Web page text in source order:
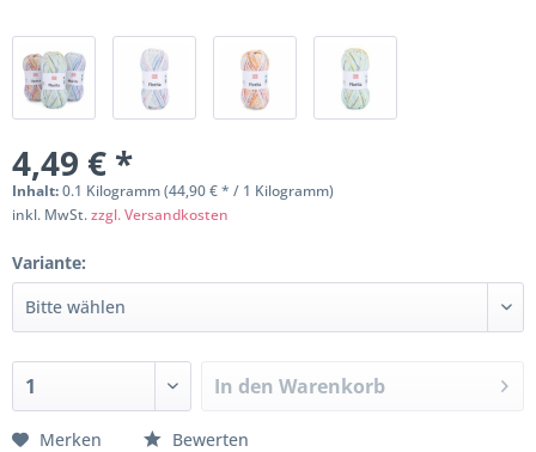
4,49 € *
Inhalt:0.1 Kilogramm (44,90 € * / 1 Kilogramm)
inkl. MwSt.zzgl. Versandkosten
Variante:
In den Warenkorb
Merken Bewerten